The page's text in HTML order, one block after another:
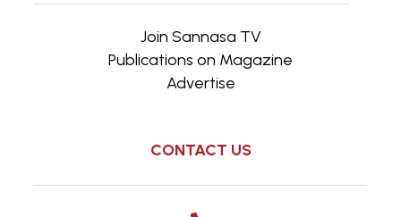
Join Sannasa TV
Publications on Magazine
Advertise
CONTACT US